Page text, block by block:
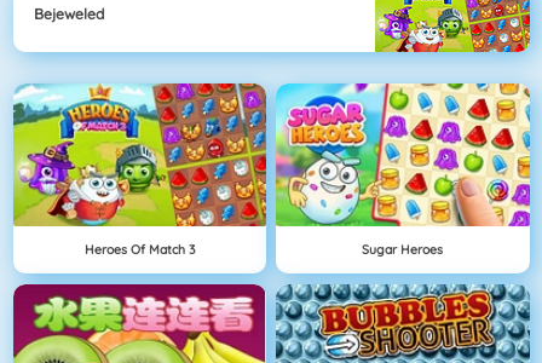
Bejeweled
Heroes Of Match 3 Sugar Heroes